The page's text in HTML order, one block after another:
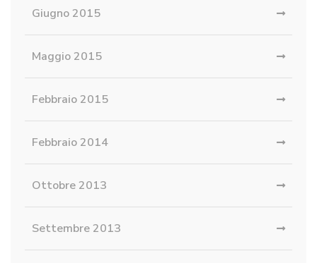
Giugno 2015
Maggio 2015
Febbraio 2015
Febbraio 2014
Ottobre 2013
Settembre 2013